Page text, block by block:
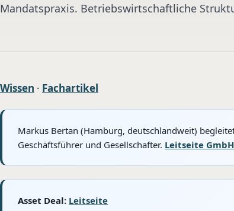
Mandatspraxis. Betriebswirtschaftliche
Wissen · Fachartikel
Markus Bertan (Hamburg, deutschlandweit)
Geschäftsführer und Gesellschafter. Leitseite
Asset Deal: Leitseite